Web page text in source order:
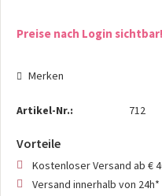
Preise nach Login sichtbar!
Merken
Artikel-Nr.: 712
Vorteile
Kostenloser Versand ab €
Versand innerhalb von 24h*